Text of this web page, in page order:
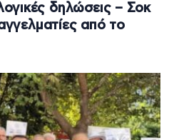
δηλώσεις – Σοκ
από το